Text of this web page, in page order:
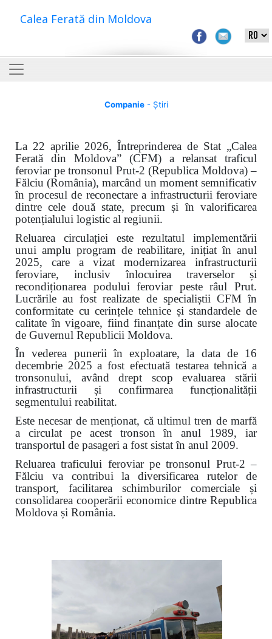
Calea Ferată din Moldova
Companie- Știri
La 22 aprilie 2026, Întreprinderea de Stat „Calea
Ferată din Moldova” (CFM) a relansat traficul
feroviar pe tronsonul Prut-2 (Republica Moldova) –
Fălciu (România), marcând un moment semnificativ
în procesul de reconectare a infrastructurii feroviare
dintre cele două state, precum și în valorificarea
potențialului logistic al regiunii.
Reluarea circulației este rezultatul implementării
unui amplu program de reabilitare, inițiat în anul
2025, care a vizat modernizarea infrastructurii
feroviare, inclusiv înlocuirea traverselor și
recondiționarea podului feroviar peste râul Prut.
Lucrările au fost realizate de specialiștii CFM în
conformitate cu cerințele tehnice și standardele de
calitate în vigoare, fiind finanțate din surse alocate
de Guvernul Republicii Moldova.
În vederea punerii în exploatare, la data de 16
decembrie 2025 a fost efectuată testarea tehnică a
tronsonului, având drept scop evaluarea stării
infrastructurii și confirmarea funcționalității
segmentului reabilitat.
Este necesar de menționat, că ultimul tren de marfă
a circulat pe acest tronson în anul 1989, iar
transportul de pasageri a fost sistat în anul 2009.
Reluarea traficului feroviar pe tronsonul Prut-2 –
Fălciu va contribui la diversificarea rutelor de
transport, facilitarea schimburilor comerciale și
consolidarea cooperării economice dintre Republica
Moldova și România.